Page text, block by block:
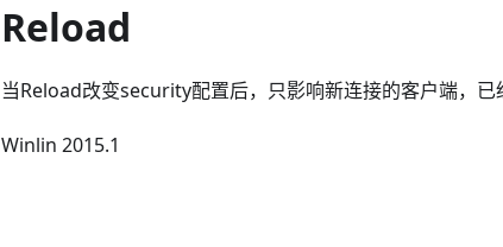
Reload
当Reload改变security配置后，只影响新连接的客户端，已
Winlin 2015.1